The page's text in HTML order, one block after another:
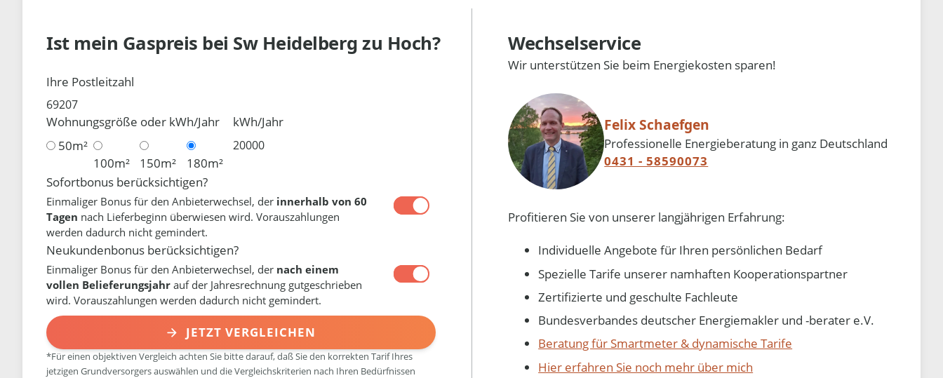
Ist mein Gaspreis bei Sw Heidelbergzu Hoch?
Ihre Postleitzahl
Wohnungsgröße oder kWh/Jahr
50m²
100m²
150m² 180m²
kWh/Jahr
Sofortbonus berücksichtigen?
Einmaliger Bonus für den Anbieterwechsel, der innerhalb von 60
Tagen nach Lieferbeginn überwiesen wird. Vorauszahlungen
werden dadurch nicht gemindert.
Neukundenbonus berücksichtigen?
Einmaliger Bonus für den Anbieterwechsel, der nach einem
vollen Belieferungsjahr auf der Jahresrechnung gutgeschrieben
wird. Vorauszahlungen werden dadurch nicht gemindert.
JETZT VERGLEICHEN
*Für einen objektiven Vergleich achten Sie bitte darauf, daß Sie den korrekten Tarif Ihres
jetzigen Grundversorgers auswählen und die Vergleichskriterien nach Ihren Bedürfnissen
Wechselservice
Wir unterstützen Sie beim Energiekosten sparen!
Felix Schaefgen
Professionelle Energieberatung in ganz Deutschland
0431 - 58590073
Profitieren Sie von unserer langjährigen Erfahrung:
Individuelle Angebote für Ihren persönlichen Bedarf
Spezielle Tarife unserer namhaften Kooperationspartner
Zertifizierte und geschulte Fachleute
Bundesverbandes deutscher Energiemakler und -berater e.V.
Beratung für Smartmeter & dynamische Tarife
Hier erfahren Sie noch mehr über mich